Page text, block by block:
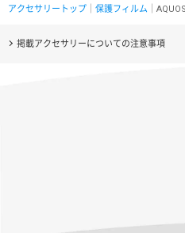
アクセサリートップ 保護フィルム ｜
掲載アクセサリーについての注意事項